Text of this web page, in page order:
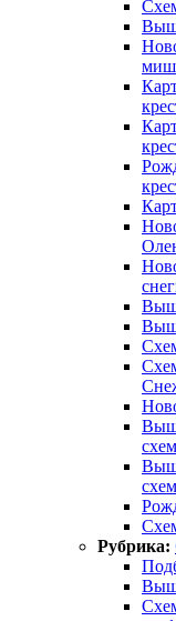
Рубрика: